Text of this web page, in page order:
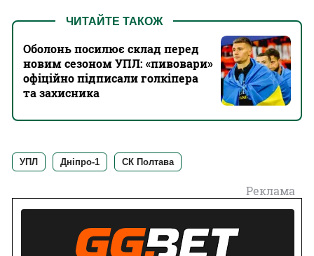
ЧИТАЙТЕ ТАКОЖ
Оболонь посилює склад перед
новим сезоном УПЛ: «‎пивовари»
офіційно підписали голкіпера
та захисника
УПЛ Дніпро-1 СК Полтава
Реклама